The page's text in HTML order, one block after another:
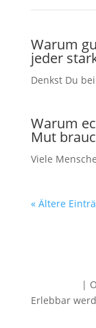
Warum
jeder
Denkst Du
Warum
Mut
Viele
« Ältere
|
Erlebbar